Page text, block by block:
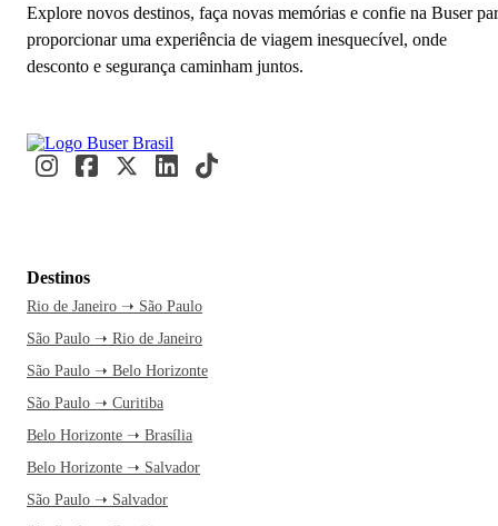
Explore novos destinos, faça novas memórias e confie na Buser
proporcionar uma experiência de viagem inesquecível, onde
desconto e segurança caminham juntos.
Destinos
Rio de Janeiro ➝ São Paulo
São Paulo ➝ Rio de Janeiro
São Paulo ➝ Belo Horizonte
São Paulo ➝ Curitiba
Belo Horizonte ➝ Brasília
Belo Horizonte ➝ Salvador
São Paulo ➝ Salvador